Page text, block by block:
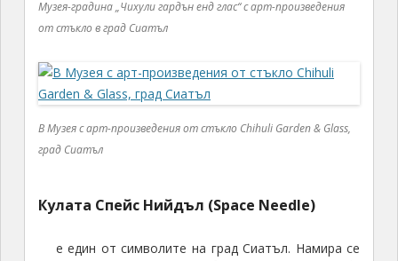
Музея-градина „Чихули гардън енд глас“ с арт-произведения
от стъкло в град Сиатъл
В Музея с арт-произведения от стъкло Chihuli Garden & Glass,
град Сиатъл
Кулата Спейс Нийдъл (Space Needle)
е един от символите на град Сиатъл. Намира се